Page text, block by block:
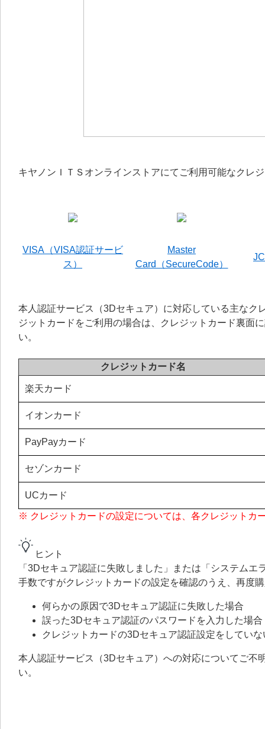
キヤノンＩＴＳオンラインストアにてご利用可能なクレ
VISA（VISA認証サービ
ス）
Master
Card（SecureCode）
本人認証サービス（3Dセキュア）に対応している主な
ジットカードをご利用の場合は、クレジットカード裏面
い。
クレジットカード名
楽天カード
イオンカード
PayPayカード
セゾンカード
UCカード
※ クレジットカードの設定については、各クレジットカ
ヒント
「3Dセキュア認証に失敗しました」または「システム
手数ですがクレジットカードの設定を確認のうえ、再度
何らかの原因で3Dセキュア認証に失敗した場合
誤った3Dセキュア認証のパスワードを入力した場合
クレジットカードの3Dセキュア認証設定をしてい
本人認証サービス（3Dセキュア）への対応についてご
い。